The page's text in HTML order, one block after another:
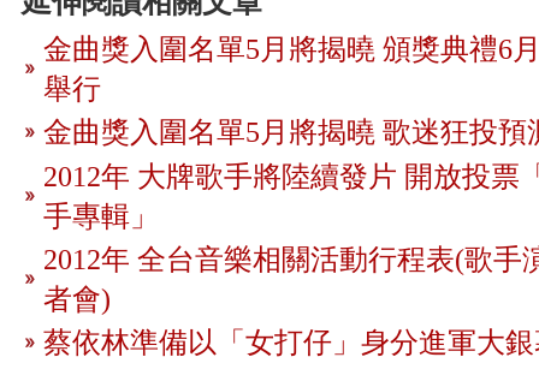
金曲獎入圍名單5月將揭曉 頒獎典禮6
舉行
金曲獎入圍名單5月將揭曉 歌迷狂投預
2012年 大牌歌手將陸續發片 開放投票
手專輯」
2012年 全台音樂相關活動行程表(歌手
者會)
蔡依林準備以「女打仔」身分進軍大